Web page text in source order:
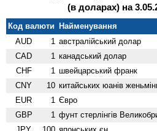
(в доларах) на
Код валюти Найменування
AUD
1 австралійський долар
CAD 1 канадський долар
CHF 1 швейцарський франк
CNY 10 китайських юанів
EUR 1 Євро
GBP 1 фунт стерлінгів